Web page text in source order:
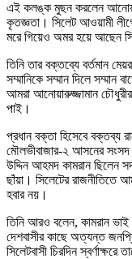
এই কলঙ্ক মুছন করলেন
কৃতজ্ঞতা। সিলেট আওয়ামী
মরে গিয়েও অমর হয়ে আছেন
তিনি তার বক্তব্যে বর্তমান
সম্মানিকে সম্মান দিলে
আমরা আনোয়ারুজ্জামান
পাই।
প্রধান বক্তা হিসেবে বক্তব্য
মৌলভীবাজার-২ আসনের
উদ্দিন আহমদ কামরান ছিলেন
ছাঁয়া। সিলেটের রাজনীতিতে
হবার নয়।
তিনি আরও বলেন, কামরান ভাই
দেশবাসীর কাছে অত্যন্ত
সিলেটবাসী চিরদিন স্বর্ণাক্ষরে